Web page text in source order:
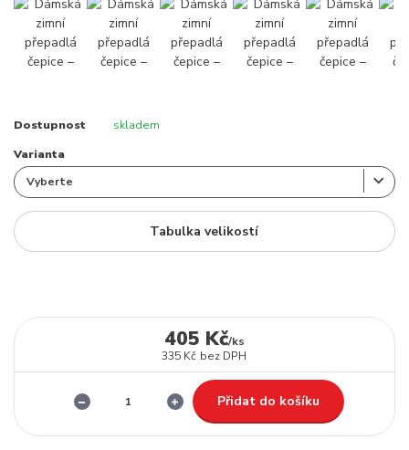
Dostupnost skladem
Varianta
Tabulka velikostí
405 Kč/ks
335 Kč bez DPH
Přidat do košíku